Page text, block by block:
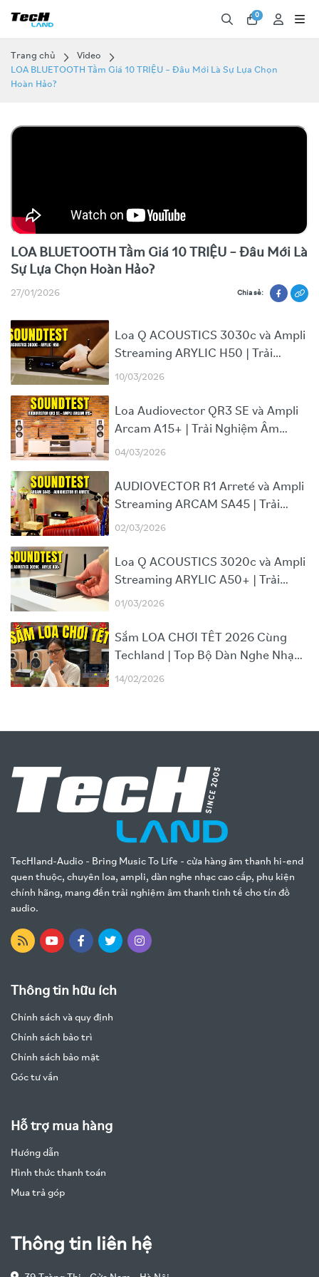
0
Trang chủ
Video
LOA BLUETOOTH Tầm Giá 10 TRIỆU – Đâu Mới Là Sự Lựa Chọn
Hoàn Hảo?
LOA BLUETOOTH Tầm Giá 10 TRIỆU – Đâu Mới Là
Sự Lựa Chọn Hoàn Hảo?
27/01/2026 Chia sẻ:
Loa Q ACOUSTICS 3030c và Ampli
Streaming ARYLIC H50 | Trải
Nghiệm Âm Thanh Thực Tế
10/03/2026
Loa Audiovector QR3 SE và Ampli
Arcam A15+ | Trải Nghiệm Âm
Thanh Thực Tế (Stand By Me)
04/03/2026
AUDIOVECTOR R1 Arreté và Ampli
Streaming ARCAM SA45 | Trải
Nghiệm Âm Thanh Hi-end Thực Tế
02/03/2026
Loa Q ACOUSTICS 3020c và Ampli
Streaming ARYLIC A50+ | Trải
Nghiệm Âm Thanh Thực Tế (Blues)
01/03/2026
Sắm LOA CHƠI TẾT 2026 Cùng
Techland | Top Bộ Dàn Nghe Nhạc
Hay, Hiện Đại và Đáng Tiền (Phần
14/02/2026
TecHland-Audio - Bring Music To Life - cửa hàng âm thanh hi-end
quen thuộc, chuyên loa, ampli, dàn nghe nhạc cao cấp, phụ kiện
chính hãng, mang đến trải nghiệm âm thanh tinh tế cho tín đồ
audio.
Thông tin hữu ích
Chính sách và quy định
Chính sách bảo trì
Chính sách bảo mật
Góc tư vấn
Hỗ trợ mua hàng
Hướng dẫn
Hình thức thanh toán
Mua trả góp
Thông tin liên hệ